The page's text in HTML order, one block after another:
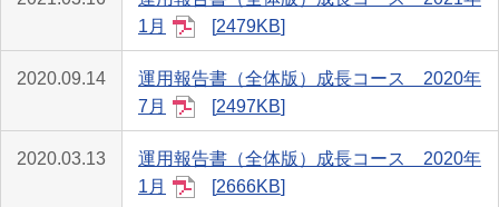
1月
2479KB
2020.09.14
運用報告書（全体版）成長コース 2020年
7月
2497KB
2020.03.13
運用報告書（全体版）成長コース 2020年
1月
2666KB